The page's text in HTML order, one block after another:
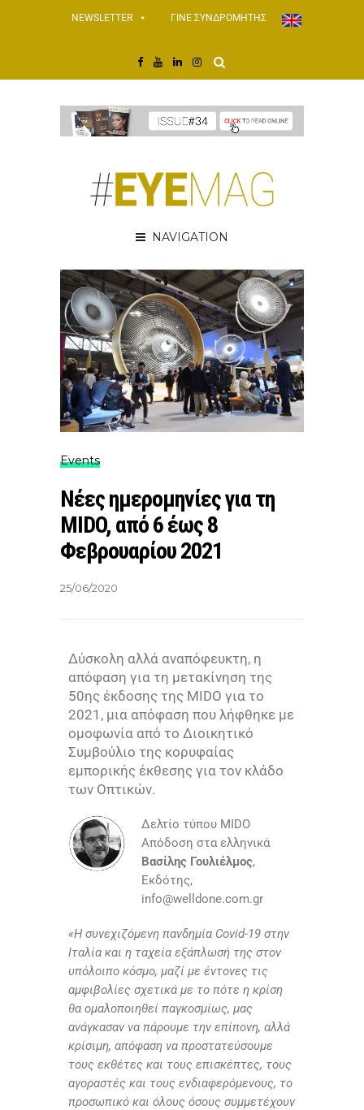
NEWSLETTER ΓΙΝΕ ΣΥΝΔΡΟΜΗΤΗΣ
NAVIGATION
Events
Νέες ημερομηνίες για τη
MIDO, από 6 έως 8
Φεβρουαρίου 2021
25/06/2020
Δύσκολη αλλά αναπόφευκτη, η
απόφαση για τη μετακίνηση της
50ης έκδοσης της MIDO για το
2021, μια απόφαση που λήφθηκε με
ομοφωνία από το Διοικητικό
Συμβούλιο της κορυφαίας
εμπορικής έκθεσης για τον κλάδο
των Οπτικών.
Δελτίο τύπου ΜΙDO
Aπόδοση στα ελληνικά
Bασίλης Γουλιέλμος,
Εκδότης,
info@welldone.com.gr
«Η συνεχιζόμενη πανδημία Covid-19 στην
Ιταλία και η ταχεία εξάπλωσή της στον
υπόλοιπο κόσμο, μαζί με έντονες τις
αμφιβολίες σχετικά με το πότε η κρίση
θα ομαλοποιηθεί παγκοσμίως, μας
ανάγκασαν να πάρουμε την επίπονη, αλλά
κρίσιμη, απόφαση να προστατεύσουμε
τους εκθέτες και τους επισκέπτες, τους
αγοραστές και τους ενδιαφερόμενους, το
προσωπικό και όλους όσους συμμετέχουν